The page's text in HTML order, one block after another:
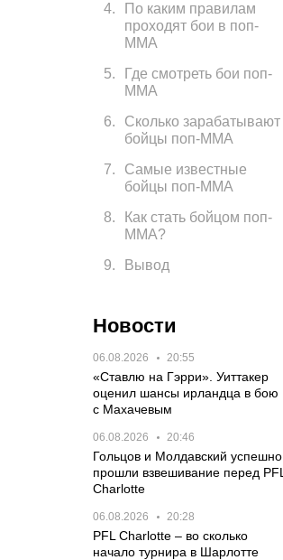
4.
По каким правилам
проходят бои в поп-
ММА
5.
Где смотреть бои поп-
ММА
6.
Сколько зарабатывают
бойцы поп-ММA
7.
Самые известные
бойцы поп-ММА
8.
Как стать бойцом поп-
ММА?
9. Вывод
Новости
06.08.2026 20:55
«Ставлю на Гэрри». Уиттакер
оценил шансы ирландца в бою
с Махачевым
06.08.2026 20:46
Гольцов и Молдавский успешно
прошли взвешивание перед PFL
Charlotte
06.08.2026 20:28
PFL Charlotte – во сколько
начало турнира в Шарлотте